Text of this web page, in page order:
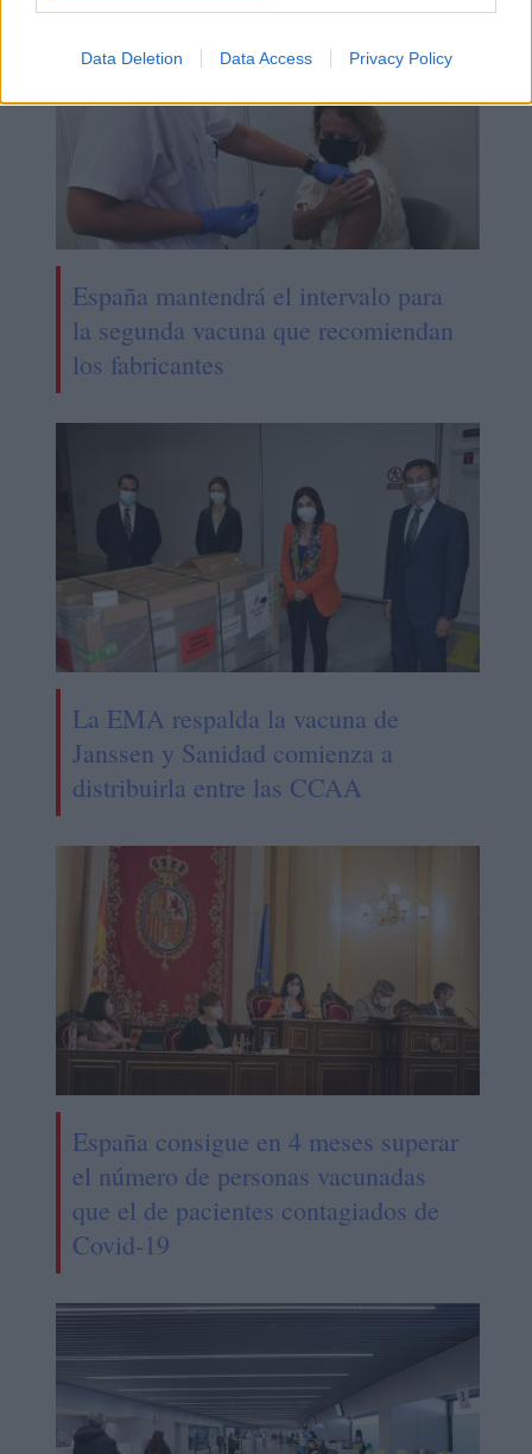
Data Deletion Data Access Privacy Policy
España mantendrá el intervalo para
la segunda vacuna que recomiendan
los fabricantes
La EMA respalda la vacuna de
Janssen y Sanidad comienza a
distribuirla entre las CCAA
España consigue en 4 meses superar
el número de personas vacunadas
que el de pacientes contagiados de
Covid-19